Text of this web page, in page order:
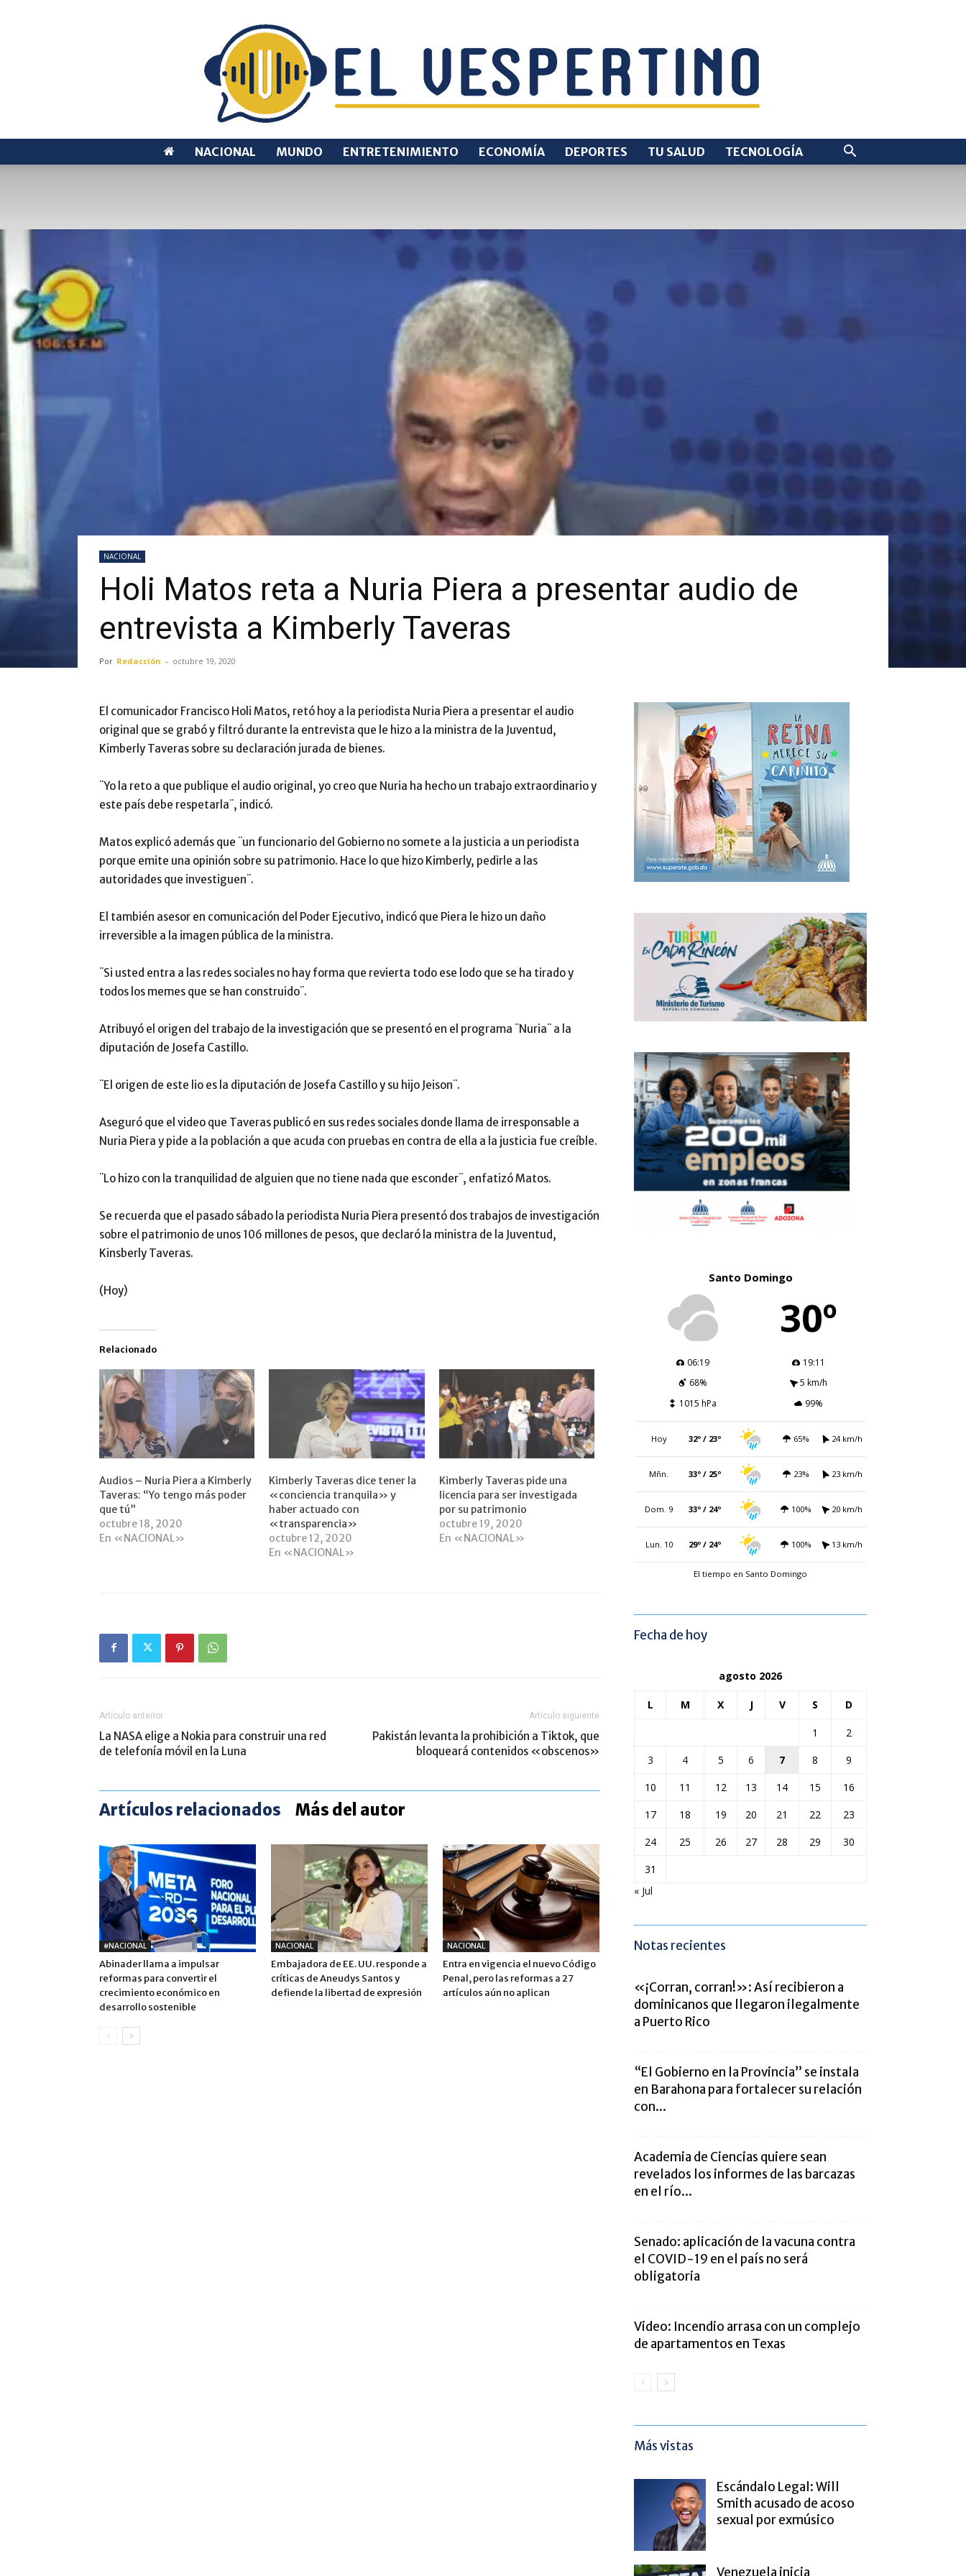
VESPERTINO
NACIONAL MUNDO ENTRETENIMIENTO ECONOMÍA DEPORTES TU SALUD TECNOLOGÍA
NACIONAL
Holi Matos reta a Nuria Piera a presentar audio de
entrevista a Kimberly Taveras
Por Redacción - octubre 19, 2020
El comunicador Francisco Holi Matos, retó hoy a la periodista Nuria Piera a presentar el audio
original que se grabó y filtró durante la entrevista que le hizo a la ministra de la Juventud,
Kimberly Taveras sobre su declaración jurada de bienes.
¨Yo la reto a que publique el audio original, yo creo que Nuria ha hecho un trabajo extraordinario y
este país debe respetarla¨, indicó.
Matos explicó además que ¨un funcionario del Gobierno no somete a la justicia a un periodista
porque emite una opinión sobre su patrimonio. Hace lo que hizo Kimberly, pedirle a las
autoridades que investiguen¨.
El también asesor en comunicación del Poder Ejecutivo, indicó que Piera le hizo un daño
irreversible a la imagen pública de la ministra.
¨Si usted entra a las redes sociales no hay forma que revierta todo ese lodo que se ha tirado y
todos los memes que se han construido¨.
Atribuyó el origen del trabajo de la investigación que se presentó en el programa ¨Nuria¨ a la
diputación de Josefa Castillo.
¨El origen de este lio es la diputación de Josefa Castillo y su hijo Jeison¨.
Aseguró que el video que Taveras publicó en sus redes sociales donde llama de irresponsable a
Nuria Piera y pide a la población a que acuda con pruebas en contra de ella a la justicia fue creíble.
¨Lo hizo con la tranquilidad de alguien que no tiene nada que esconder¨, enfatizó Matos.
Se recuerda que el pasado sábado la periodista Nuria Piera presentó dos trabajos de investigación
sobre el patrimonio de unos 106 millones de pesos, que declaró la ministra de la Juventud,
Kinsberly Taveras.
(Hoy)
Relacionado
Audios – Nuria Piera a Kimberly
Taveras: “Yo tengo más poder
que tú”
octubre 18, 2020
En «NACIONAL»
Kimberly Taveras dice tener la
«conciencia tranquila» y
haber actuado con
«transparencia»
octubre 12, 2020
En «NACIONAL»
Kimberly Taveras pide una
licencia para ser investigada
por su patrimonio
octubre 19, 2020
En «NACIONAL»
Artículo anterior
La NASA elige a Nokia para construir una red
de telefonía móvil en la Luna
Artículo siguiente
Pakistán levanta la prohibición a Tiktok, que
bloqueará contenidos «obscenos»
Artículos relacionados Más del autor
#NACIONAL
Abinader llama a impulsar
reformas para convertir el
crecimiento económico en
desarrollo sostenible
NACIONAL
Embajadora de EE. UU. responde a
críticas de Aneudys Santos y
defiende la libertad de expresión
NACIONAL
Entra en vigencia el nuevo Código
Penal, pero las reformas a 27
artículos aún no aplican
Santo Domingo
30º
06:19
19:11
68%
5 km/h
1015 hPa
99%
Hoy 32º / 23º 65% 24 km/h
Mñn. 33º / 25º 23% 23 km/h
Dom. 9 33º / 24º 100% 20 km/h
Lun. 10 29º / 24º 100% 13 km/h
El tiempo en Santo Domingo
Fecha de hoy
agosto 2026
L M X J V S D
1
2
3
4 5 6 7 8
9
10
11 12 13 14 15
16
17
18 19 20 21 22
23
24
25 26 27 28 29
30
31
« Jul
Notas recientes
«¡Corran, corran!»: Así recibieron a
dominicanos que llegaron ilegalmente
a Puerto Rico
“El Gobierno en la Provincia” se instala
en Barahona para fortalecer su relación
con...
Academia de Ciencias quiere sean
revelados los informes de las barcazas
en el río...
Senado: aplicación de la vacuna contra
el COVID-19 en el país no será
obligatoria
Video: Incendio arrasa con un complejo
de apartamentos en Texas
Más vistas
Escándalo Legal: Will
Smith acusado de acoso
sexual por exmúsico
Venezuela inicia